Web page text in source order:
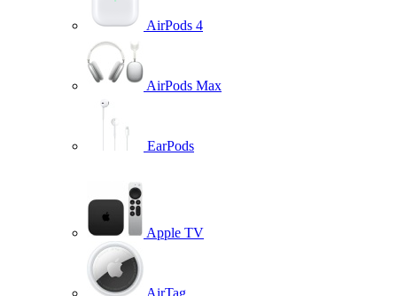
AirPods 4
AirPods Max
EarPods
Apple TV